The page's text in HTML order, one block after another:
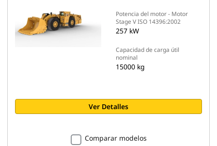
Potencia del motor - Motor
Stage V ISO 14396:2002
257 kW
Capacidad de carga útil
nominal
15000 kg
Ver Detalles
Comparar modelos